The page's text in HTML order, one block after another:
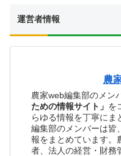
運営者情報
農
農家web編集部のメン
ための情報サイト」 を
らゆる情報を丁寧にま
編集部のメンバーは皆
報をまとめています。
者、法人の経営・財務